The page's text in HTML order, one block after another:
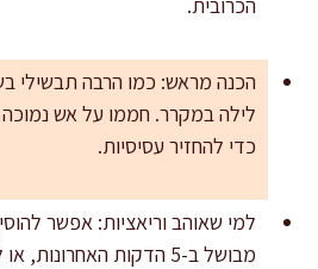
הכנה מראש: כמו הרבה תבשילי
כדי להחזיר עסיסיות.
מבושל ב-5 הדקות